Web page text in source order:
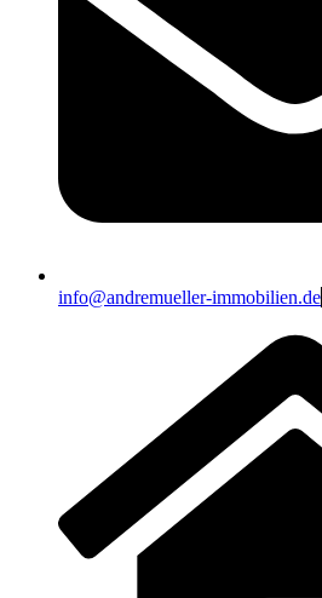
info@andremueller-immobilien.de